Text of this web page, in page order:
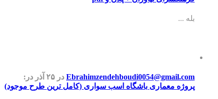
بله ...
Ebrahimzendehboudi0054@gmail.com در ۲۵ آذر
در:
پروژه معماری باشگاه اسب سواری (کامل ترین طرح موجود)